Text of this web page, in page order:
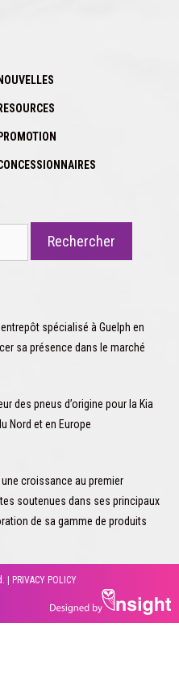
NOUVELLES
RESOURCES
PROMOTION
Rechercher
entrepôt spécialisé à Guelph en
sa présence dans le marché
des pneus d’origine pour la Kia
Nord et en Europe
une croissance au premier
soutenues dans ses principaux
de sa gamme de produits
| PRIVACY POLICY